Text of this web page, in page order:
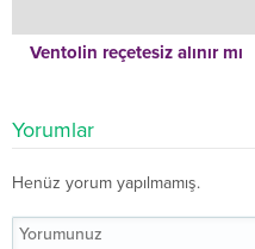
Ventolin reçetesiz alınır mı
Yorumlar
Henüz yorum yapılmamış.